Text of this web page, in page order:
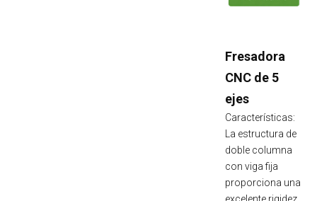
Fresadora
CNC de 5
ejes
Características:
La estructura de
doble columna
con viga fija
proporciona una